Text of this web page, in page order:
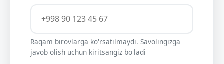
Raqam birovlarga ko'rsatilmaydi. Savolingizga
javob olish uchun kiritsangiz bo'ladi